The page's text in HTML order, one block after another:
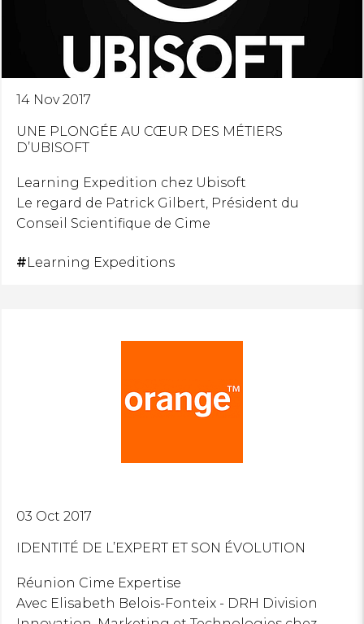
14 Nov 2017
UNE PLONGÉE AU CŒUR DES MÉTIERS
D’UBISOFT
Learning Expedition chez Ubisoft
Le regard de Patrick Gilbert, Président du
Conseil Scientifique de Cime
#Learning Expeditions
03 Oct 2017
IDENTITÉ DE L’EXPERT ET SON ÉVOLUTION
Réunion Cime Expertise
Avec Elisabeth Belois-Fonteix - DRH Division